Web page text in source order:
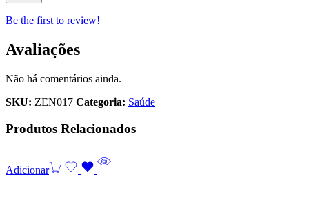
Be the first to review!
Avaliações
Não há comentários ainda.
SKU: ZEN017 Categoria: Saúde
Produtos Relacionados
Adicionar